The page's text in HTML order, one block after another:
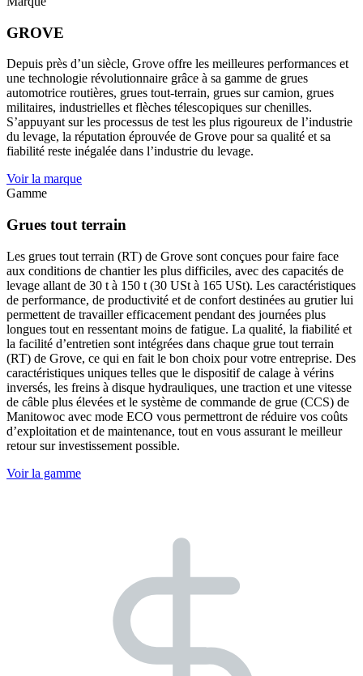
GROVE
Depuis près d’un siècle, Grove offre les meilleures performances et
une technologie révolutionnaire grâce à sa gamme de grues
automotrice routières, grues tout-terrain, grues sur camion, grues
militaires, industrielles et flèches télescopiques sur chenilles.
S’appuyant sur les processus de test les plus rigoureux de l’industrie
du levage, la réputation éprouvée de Grove pour sa qualité et sa
fiabilité reste inégalée dans l’industrie du levage.
Voir la marque
Gamme
Grues tout terrain
Les grues tout terrain (RT) de Grove sont conçues pour faire face
aux conditions de chantier les plus difficiles, avec des capacités de
levage allant de 30 t à 150 t (30 USt à 165 USt). Les caractéristiques
de performance, de productivité et de confort destinées au grutier lui
permettent de travailler efficacement pendant des journées plus
longues tout en ressentant moins de fatigue. La qualité, la fiabilité et
la facilité d’entretien sont intégrées dans chaque grue tout terrain
(RT) de Grove, ce qui en fait le bon choix pour votre entreprise. Des
caractéristiques uniques telles que le dispositif de calage à vérins
inversés, les freins à disque hydrauliques, une traction et une vitesse
de câble plus élevées et le système de commande de grue (CCS) de
Manitowoc avec mode ECO vous permettront de réduire vos coûts
d’exploitation et de maintenance, tout en vous assurant le meilleur
retour sur investissement possible.
Voir la gamme